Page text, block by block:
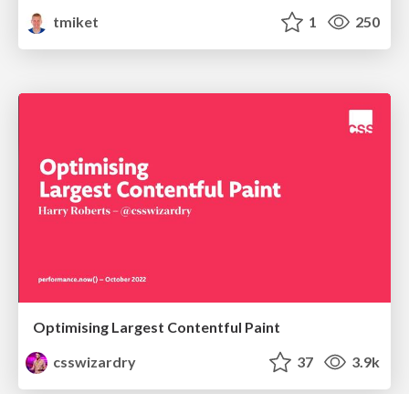
tmiket
1 250
Optimising Largest Contentful Paint
csswizardry
37 3.9k